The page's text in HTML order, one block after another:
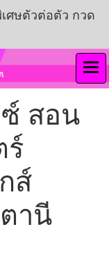
ศษตัวต่อตัว กวด
สอน
ส์
านี